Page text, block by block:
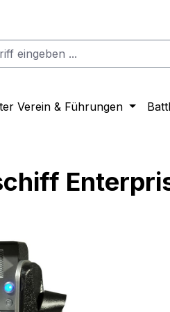
Verein & Führungen